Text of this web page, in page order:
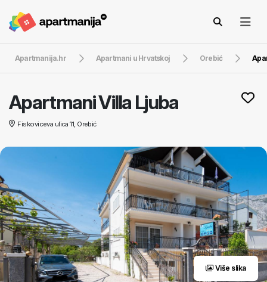
Apartmanija.hr Apartmani u Hrvatskoj Orebić
Apartmani Villa Ljuba
Fiskoviceva ulica 11, Orebić
Više slika